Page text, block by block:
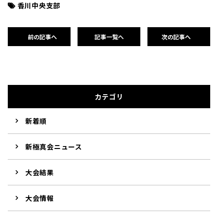
香川中央支部
前の記事へ 記事一覧へ 次の記事へ
カテゴリ
新着順
新極真会ニュース
大会結果
大会情報